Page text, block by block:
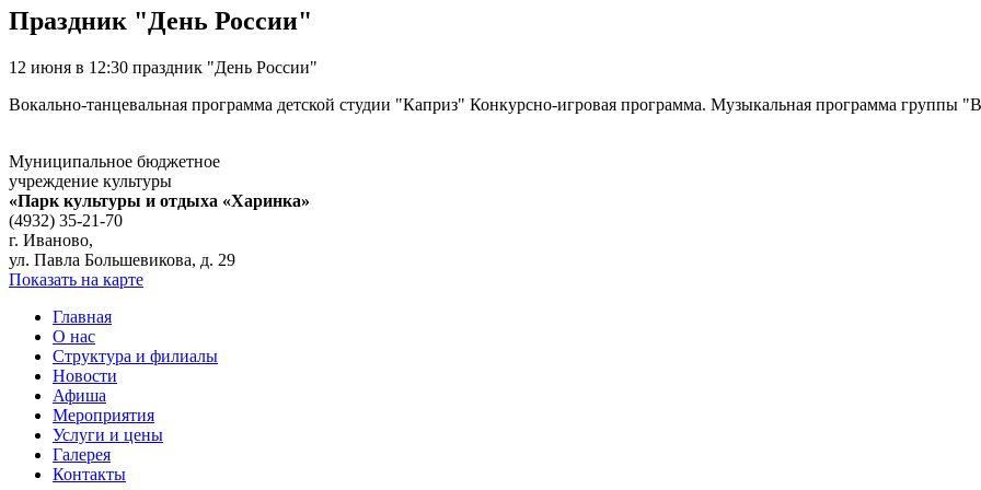
Праздник "День России"
12 июня в 12:30 праздник "День России"
Вокально-танцевальная программа детской студии "Каприз" Конкурсно-игровая программа. Музыкальная программа группы
Муниципальное бюджетное
учреждение культуры
«Парк культуры и отдыха «Харинка»
(4932) 35-21-70
г. Иваново,
ул. Павла Большевикова, д. 29
Показать на карте
Главная
О нас
Структура и филиалы
Новости
Афиша
Мероприятия
Услуги и цены
Галерея
Контакты